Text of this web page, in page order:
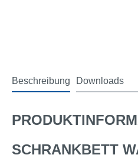
Beschreibung Downloads
SCHRANKBETT